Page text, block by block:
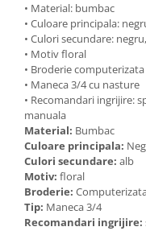
• Material: bumbac
• Culoare principala:
• Culori secundare:
• Motiv floral
• Broderie computerizata
• Maneca 3/4 cu nasture
• Recomandari ingrijire:
manuala
Material: Bumbac
Culoare principala:
Culori secundare: alb
Motiv: floral
Broderie:
Tip: Maneca 3/4
Recomandari ingrijire: